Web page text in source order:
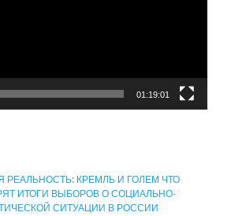
01:19:01
РЕАЛЬНОСТЬ: КРЕМЛЬ И ГОЛЕМ ЧТО
ИТОГИ ВЫБОРОВ О СОЦИАЛЬНО-
СИТУАЦИИ В РОССИИ